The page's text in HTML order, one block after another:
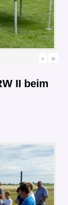
› »
II beim